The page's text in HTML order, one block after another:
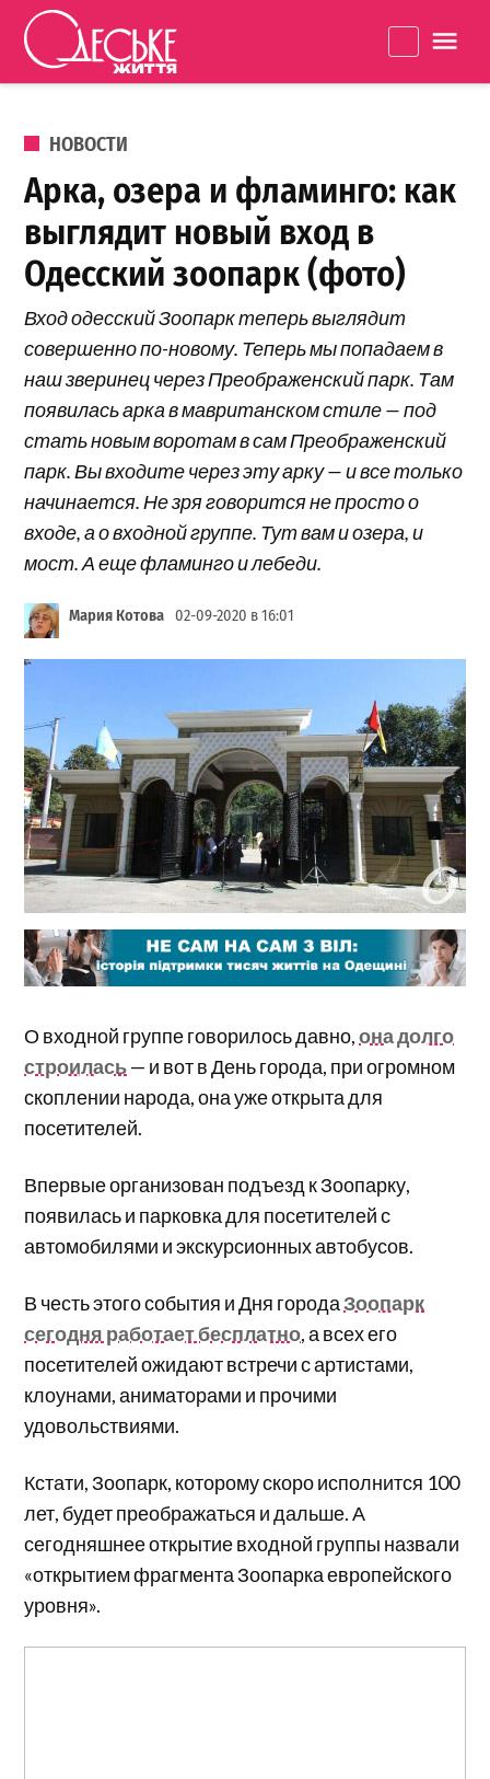
Перейти к содержанию
життя
ОПУБЛИКОВАНО В
НОВОСТИ
Арка, озера и фламинго: как
выглядит новый вход в
Одесский зоопарк (фото)
Вход одесский Зоопарк теперь выглядит
совершенно по-новому. Теперь мы попадаем в
наш зверинец через Преображенский парк. Там
появилась арка в мавританском стиле — под
стать новым воротам в сам Преображенский
парк. Вы входите через эту арку — и все только
начинается. Не зря говорится не просто о
входе, а о входной группе. Тут вам и озера, и
мост. А еще фламинго и лебеди.
Мария Котова 02-09-2020 в 16:01
О входной группе говорилось давно,она долго
строилась— и вот в День города, при огромном
скоплении народа, она уже открыта для
посетителей.
Впервые организован подъезд к Зоопарку,
появилась и парковка для посетителей с
автомобилями и экскурсионных автобусов.
В честь этого события и Дня городаЗоопарк
сегодня работает бесплатно, а всех его
посетителей ожидают встречи с артистами,
клоунами, аниматорами и прочими
удовольствиями.
Кстати, Зоопарк, которому скоро исполнится 100
лет, будет преображаться и дальше. А
сегодняшнее открытие входной группы назвали
«открытием фрагмента Зоопарка европейского
уровня».